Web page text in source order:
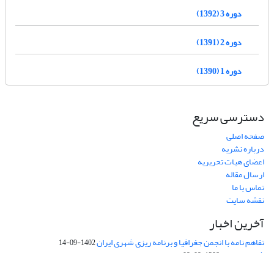
دوره 3 (1392)
دوره 2 (1391)
دوره 1 (1390)
دسترسی سریع
صفحه اصلی
درباره نشریه
اعضای هیات تحریریه
ارسال مقاله
تماس با ما
نقشه سایت
آخرین اخبار
تفاهم نامه با انجمن جغرافیا و برنامه ریزی شهری ایران1402-09-14